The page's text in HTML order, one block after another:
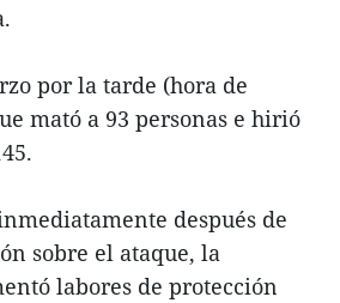
por la tarde (hora de
mató a 93 personas e hirió
después de
sobre el ataque, la
labores de protección